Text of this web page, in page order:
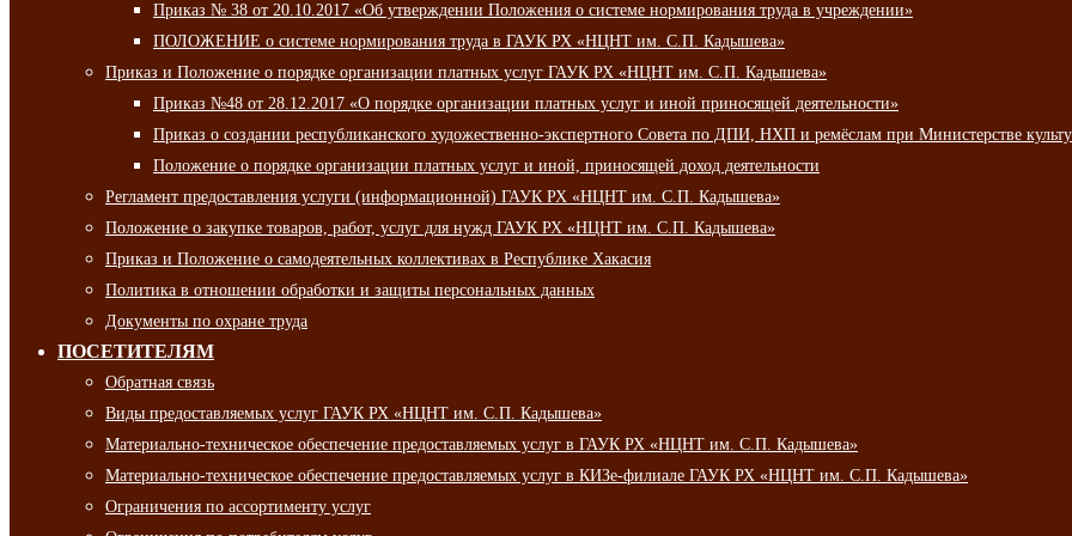
Приказ № 38 от 20.10.2017 «Об утверждении Положения о системе нормирования труда в учреждении»
ПОЛОЖЕНИЕ о системе нормирования труда в ГАУК РХ «НЦНТ им. С.П. Кадышева»
Приказ и Положение о порядке организации платных услуг ГАУК РХ «НЦНТ им. С.П. Кадышева»
Приказ №48 от 28.12.2017 «О порядке организации платных услуг и иной приносящей деятельности»
Приказ о создании республиканского художественно-экспертного Совета по ДПИ, НХП и ремёслам при Министерстве
Положение о порядке организации платных услуг и иной, приносящей доход деятельности
Регламент предоставления услуги (информационной) ГАУК РХ «НЦНТ им. С.П. Кадышева»
Положение о закупке товаров, работ, услуг для нужд ГАУК РХ «НЦНТ им. С.П. Кадышева»
Приказ и Положение о самодеятельных коллективах в Республике Хакасия
Политика в отношении обработки и защиты персональных данных
Документы по охране труда
ПОСЕТИТЕЛЯМ
Обратная связь
Виды предоставляемых услуг ГАУК РХ «НЦНТ им. С.П. Кадышева»
Материально-техническое обеспечение предоставляемых услуг в ГАУК РХ «НЦНТ им. С.П. Кадышева»
Материально-техническое обеспечение предоставляемых услуг в КИЗе-филиале ГАУК РХ «НЦНТ им. С.П. Кадышева»
Ограничения по ассортименту услуг